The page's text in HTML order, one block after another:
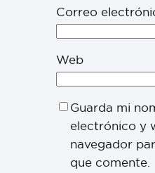
Correo
Web
Guarda mi
electrónico y
navegador
que comente.